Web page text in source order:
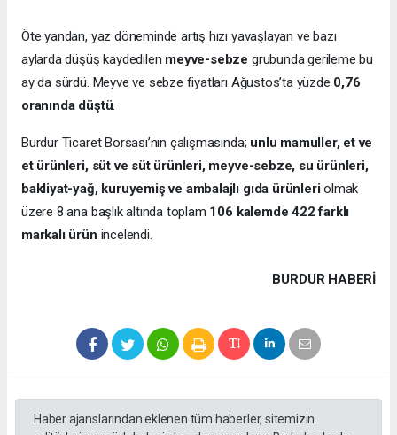
Öte yandan, yaz döneminde artış hızı yavaşlayan ve bazı
aylarda düşüş kaydedilen meyve-sebze grubunda gerileme bu
ay da sürdü. Meyve ve sebze fiyatları Ağustos’ta yüzde 0,76
oranında düştü.
Burdur Ticaret Borsası’nın çalışmasında; unlu mamuller, et ve
et ürünleri, süt ve süt ürünleri, meyve-sebze, su ürünleri,
bakliyat-yağ, kuruyemiş ve ambalajlı gıda ürünleriolmak
üzere 8 ana başlık altında toplam 106 kalemde 422 farklı
markalı ürün incelendi.
BURDUR HABERİ
Haber ajanslarından eklenen tüm haberler, sitemizin